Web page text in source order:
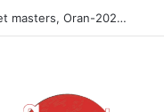
Championnat national d’été open et masters, Oran-2026 — Le CRB s’adjuge le titre